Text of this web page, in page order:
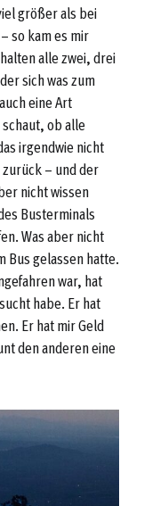
größer als bei
so kam es mir
alle zwei, drei
sich was zum
eine Art
ob alle
irgendwie nicht
– und der
nicht wissen
Busterminals
Was aber nicht
Bus gelassen hatte.
war, hat
habe. Er hat
Er hat mir Geld
den anderen eine